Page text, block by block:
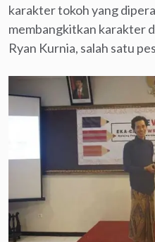
karakter tokoh yang
membangkitkan karakter
Ryan Kurnia, salah satu